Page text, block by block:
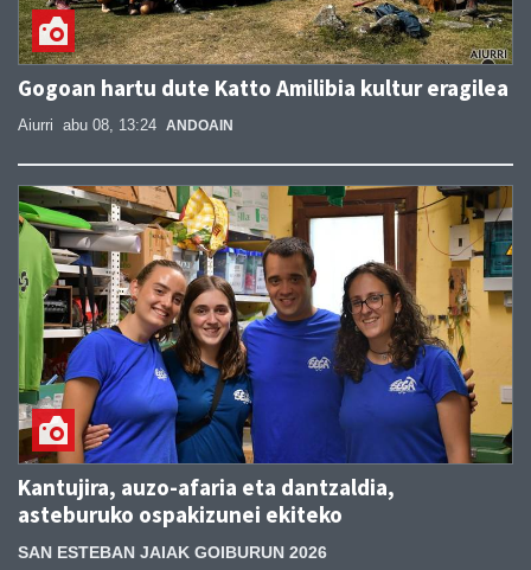
Gogoan hartu dute Katto Amilibia kultur eragilea
Aiurri abu 08, 13:24 ANDOAIN
Kantujira, auzo-afaria eta dantzaldia,
asteburuko ospakizunei ekiteko
SAN ESTEBAN JAIAK GOIBURUN 2026